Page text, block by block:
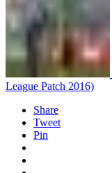
League Patch 2016)
Share
Tweet
Pin